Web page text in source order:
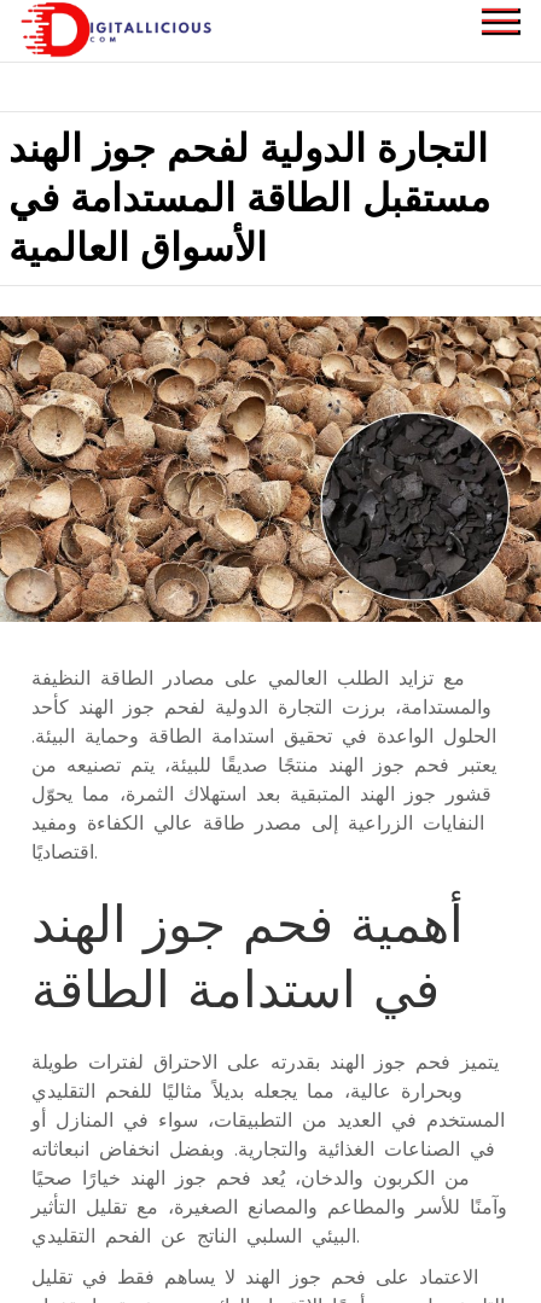
Skip
Information
التجارة الدولية لفحم جوز الهند
مستقبل الطاقة المستدامة في
الأسواق العالمية
مع تزايد الطلب العالمي على مصادر الطاقة النظيفة
والمستدامة، برزت التجارة الدولية لفحم جوز الهند كأحد
الحلول الواعدة في تحقيق استدامة الطاقة وحماية البيئة.
يعتبر فحم جوز الهند منتجًا صديقًا للبيئة، يتم تصنيعه من
قشور جوز الهند المتبقية بعد استهلاك الثمرة، مما يحوّل
النفايات الزراعية إلى مصدر طاقة عالي الكفاءة ومفيد
اقتصاديًا.
أهمية فحم جوز الهند
في استدامة الطاقة
يتميز فحم جوز الهند بقدرته على الاحتراق لفترات طويلة
وبحرارة عالية، مما يجعله بديلاً مثاليًا للفحم التقليدي
المستخدم في العديد من التطبيقات، سواء في المنازل أو
في الصناعات الغذائية والتجارية. وبفضل انخفاض انبعاثاته
من الكربون والدخان، يُعد فحم جوز الهند خيارًا صحيًا
وآمنًا للأسر والمطاعم والمصانع الصغيرة، مع تقليل التأثير
البيئي السلبي الناتج عن الفحم التقليدي.
الاعتماد على فحم جوز الهند لا يساهم فقط في تقليل